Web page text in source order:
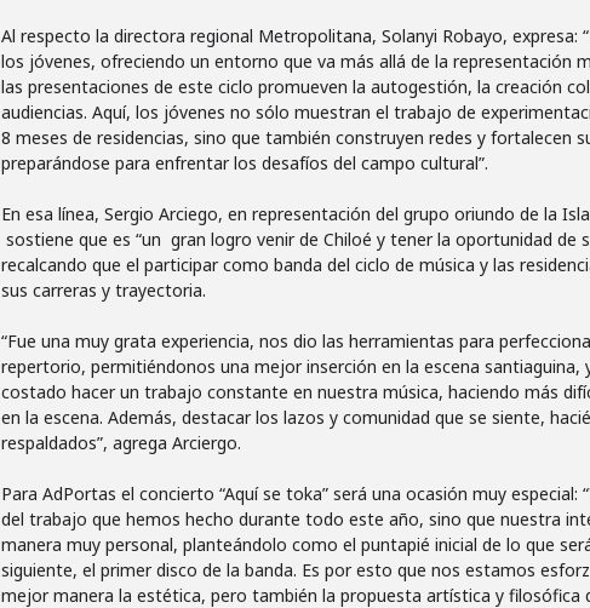
Al respecto la directora regional Metropolitana, Solanyi Robayo, expresa:
los jóvenes, ofreciendo un entorno que va más allá de la representación
las presentaciones de este ciclo promueven la autogestión, la creación
audiencias. Aquí, los jóvenes no sólo muestran el trabajo de
8 meses de residencias, sino que también construyen redes y fortalecen
preparándose para enfrentar los desafíos del campo cultural”.
En esa línea, Sergio Arciego, en representación del grupo oriundo de la
sostiene que es “un gran logro venir de Chiloé y tener la oportunidad de
recalcando que el participar como banda del ciclo de música y las
sus carreras y trayectoria.
“Fue una muy grata experiencia, nos dio las herramientas para
repertorio, permitiéndonos una mejor inserción en la escena santiaguina,
costado hacer un trabajo constante en nuestra música, haciendo más
en la escena. Además, destacar los lazos y comunidad que se siente,
respaldados”, agrega Arciergo.
Para AdPortas el concierto “Aquí se toka” será una ocasión muy especial:
del trabajo que hemos hecho durante todo este año, sino que nuestra
manera muy personal, planteándolo como el puntapié inicial de lo que
siguiente, el primer disco de la banda. Es por esto que nos estamos
mejor manera la estética, pero también la propuesta artística y filosófica